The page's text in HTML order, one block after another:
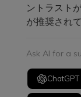
ントラスト
が推奨され
Ask AI for a
ChatGPT